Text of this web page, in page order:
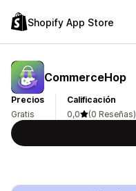
Shopify App Store
CommerceHop
Precios
Gratis
Calificación
0,0
(0 Reseñas)